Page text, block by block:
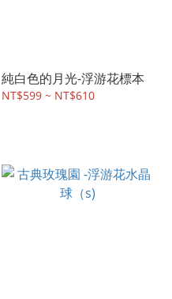
純白色的月光-浮游花標本
NT$599 ~ NT$610